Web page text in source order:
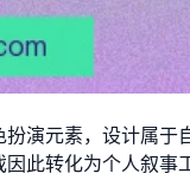
演元素，设计属
此转化为个人叙事